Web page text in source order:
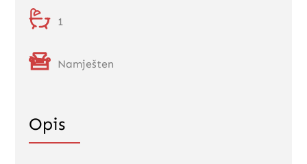
1
Namješten
Opis